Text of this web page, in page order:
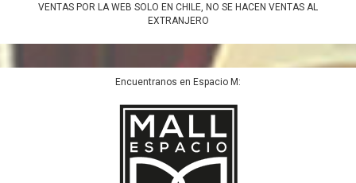
VENTAS POR LA WEB SOLO EN CHILE, NO SE HACEN VENTAS AL
EXTRANJERO
Encuentranos en Espacio M: